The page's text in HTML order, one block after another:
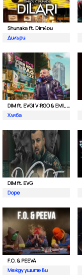
Shunaka ft. Dim4ou
Дилъри
DIM ft. EVG| V:RGO & EMIL TRF
Хляба
DIM ft. EVG
Dope
F.O. & PEEVA
Между ушите ви